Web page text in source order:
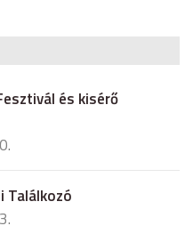
és kisérő
Találkozó